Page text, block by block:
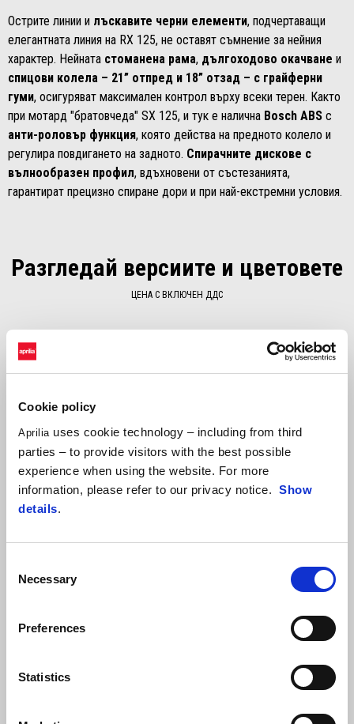
Cookie policy
Aprilia uses cookie technology – including from third
parties – to provide visitors with the best possible
experience when using the website. For more
information, please refer to our privacy notice. Show
details.
Selection
Necessary
Preferences
Statistics
Острите линии и лъскавите черни елементи, подчертаващи
елегантната линия на RX 125, не оставят съмнение за нейния
характер. Нейната стоманена рама, дългоходово окачване и
спицови колела – 21” отпред и 18” отзад – с грайферни
гуми, осигуряват максимален контрол върху всеки терен. Както
при мотард "братовчеда" SX 125, и тук е налична Bosch ABS с
анти-роловър функция, която действа на предното колело и
регулира повдигането на задното. Спирачните дискове с
вълнообразен профил, вдъхновени от състезанията,
гарантират прецизно спиране дори и при най-екстремни условия.
Разгледай версиите и цветовете
ЦЕНА С ВКЛЮЧЕН ДДС
Varanus Black
Cubozoa White
Aprilia RX 125